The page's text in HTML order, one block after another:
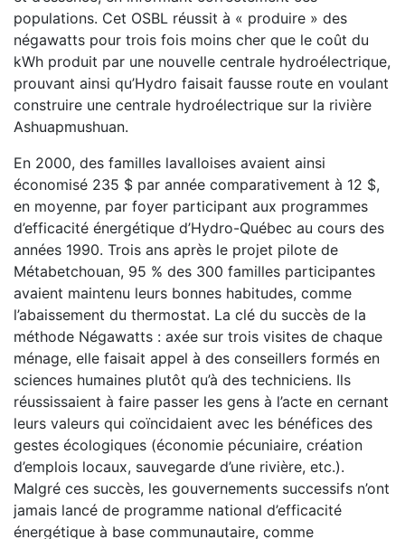
populations. Cet OSBL réussit à « produire » des
négawatts pour trois fois moins cher que le coût du
kWh produit par une nouvelle centrale hydroélectrique,
prouvant ainsi qu’Hydro faisait fausse route en voulant
construire une centrale hydroélectrique sur la rivière
Ashuapmushuan.
En 2000, des familles lavalloises avaient ainsi
économisé 235 $ par année comparativement à 12 $,
en moyenne, par foyer participant aux programmes
d’efficacité énergétique d’Hydro-Québec au cours des
années 1990. Trois ans après le projet pilote de
Métabetchouan, 95 % des 300 familles participantes
avaient maintenu leurs bonnes habitudes, comme
l’abaissement du thermostat. La clé du succès de la
méthode Négawatts : axée sur trois visites de chaque
ménage, elle faisait appel à des conseillers formés en
sciences humaines plutôt qu’à des techniciens. Ils
réussissaient à faire passer les gens à l’acte en cernant
leurs valeurs qui coïncidaient avec les bénéfices des
gestes écologiques (économie pécuniaire, création
d’emplois locaux, sauvegarde d’une rivière, etc.).
Malgré ces succès, les gouvernements successifs n’ont
jamais lancé de programme national d’efficacité
énergétique à base communautaire, comme